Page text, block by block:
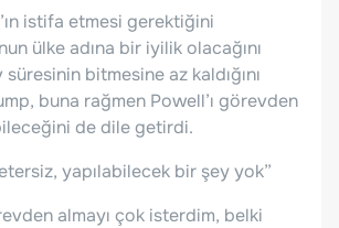
istifa etmesi gerektiğini
ülke adına bir iyilik olacağını
bitmesine az kaldığını
buna rağmen Powell’ı görevden
de dile getirdi.
yapılabilecek bir şey yok”
almayı çok isterdim, belki